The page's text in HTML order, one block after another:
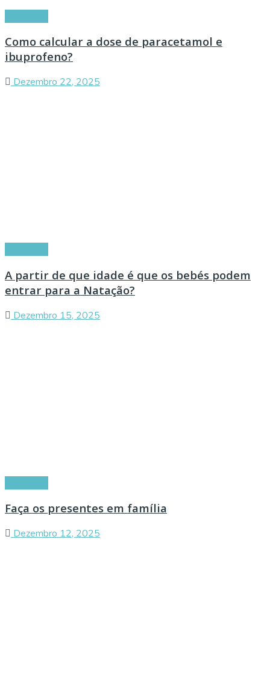
Como calcular a dose de paracetamol e
ibuprofeno?
Dezembro 22, 2025
A partir de que idade é que os bebés podem
entrar para a Natação?
Dezembro 15, 2025
Faça os presentes em família
Dezembro 12, 2025